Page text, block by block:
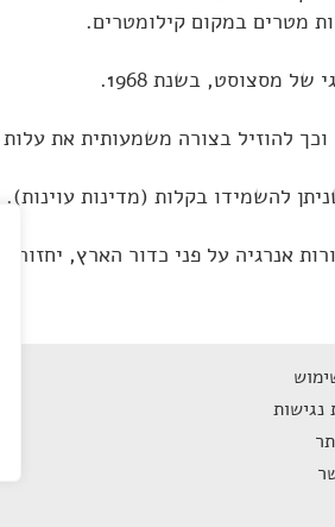
מטרים במקום קילומטרים.
מסצוסט, בשנת 1968.
להוזיל בצורה משמעותית את
להשמידו בקלות (מדינות עוינות).
אנרגיה על פני כדור הארץ, יחזור
נגישות